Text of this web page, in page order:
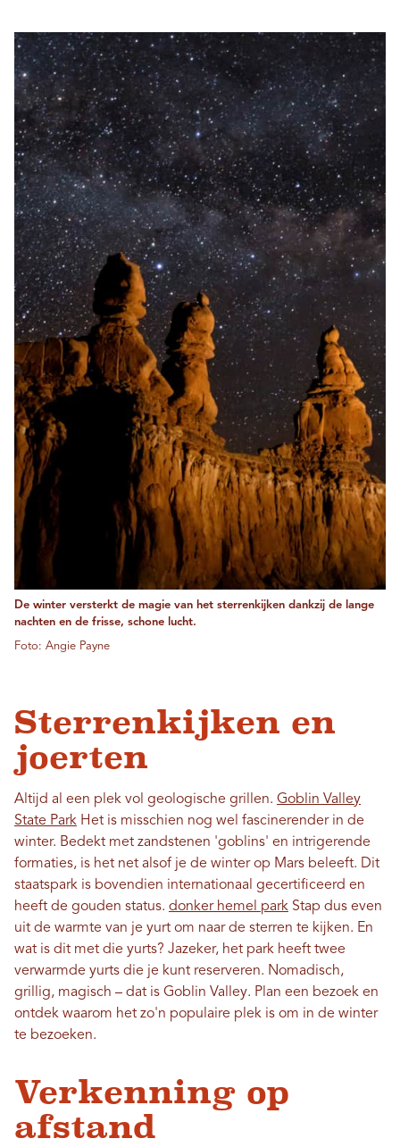
De winter versterkt de magie van het sterrenkijken dankzij de lange
nachten en de frisse, schone lucht.
Foto: Angie Payne
Sterrenkijken en
joerten
Altijd al een plek vol geologische grillen. Goblin Valley
State Park Het is misschien nog wel fascinerender in de
winter. Bedekt met zandstenen 'goblins' en intrigerende
formaties, is het net alsof je de winter op Mars beleeft. Dit
staatspark is bovendien internationaal gecertificeerd en
heeft de gouden status. donker hemel park Stap dus even
uit de warmte van je yurt om naar de sterren te kijken. En
wat is dit met die yurts? Jazeker, het park heeft twee
verwarmde yurts die je kunt reserveren. Nomadisch,
grillig, magisch – dat is Goblin Valley. Plan een bezoek en
ontdek waarom het zo'n populaire plek is om in de winter
te bezoeken.
Verkenning op
afstand